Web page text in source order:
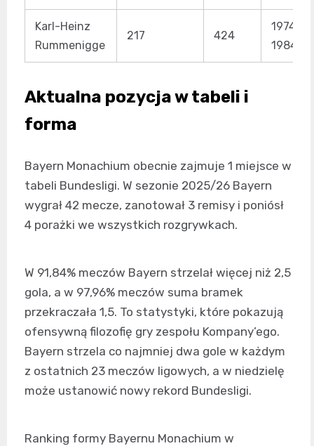
Karl-Heinz
Rummenigge
217 424
1974-
1984
Aktualna pozycja w tabeli i
forma
Bayern Monachium obecnie zajmuje 1 miejsce w
tabeli Bundesligi. W sezonie 2025/26 Bayern
wygrał 42 mecze, zanotował 3 remisy i poniósł
4 porażki we wszystkich rozgrywkach.
W 91,84% meczów Bayern strzelał więcej niż 2,5
gola, a w 97,96% meczów suma bramek
przekraczała 1,5. To statystyki, które pokazują
ofensywną filozofię gry zespołu Kompany’ego.
Bayern strzela co najmniej dwa gole w każdym
z ostatnich 23 meczów ligowych, a w niedzielę
może ustanowić nowy rekord Bundesligi.
Ranking formy Bayernu Monachium w